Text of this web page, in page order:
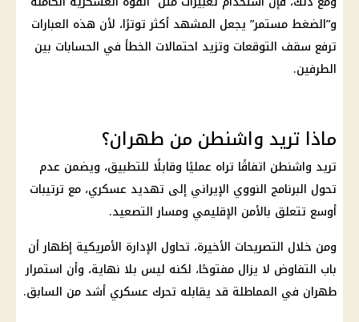
و”الضغط مستمر” يجعل المشهد أكثر توترًا، لأن هذه العبارات
ترفع سقف التوقعات وتزيد احتمالات الخطأ في الحسابات بين
الطرفين.
ماذا تريد واشنطن من طهران؟
تريد واشنطن اتفاقًا تراه عمليًا وقابلًا للتطبيق، ويضمن عدم
تحول البرنامج النووي الإيراني إلى تهديد عسكري، مع ترتيبات
أوسع تتعلق بالأمن الإقليمي ومسار التصعيد.
ومن خلال التصريحات الأخيرة، تحاول الإدارة الأمريكية إظهار أن
باب التفاوض لا يزال مفتوحًا، لكنه ليس بلا نهاية، وأن استمرار
طهران في المماطلة قد يقابله تحرك عسكري أشد من السابق.